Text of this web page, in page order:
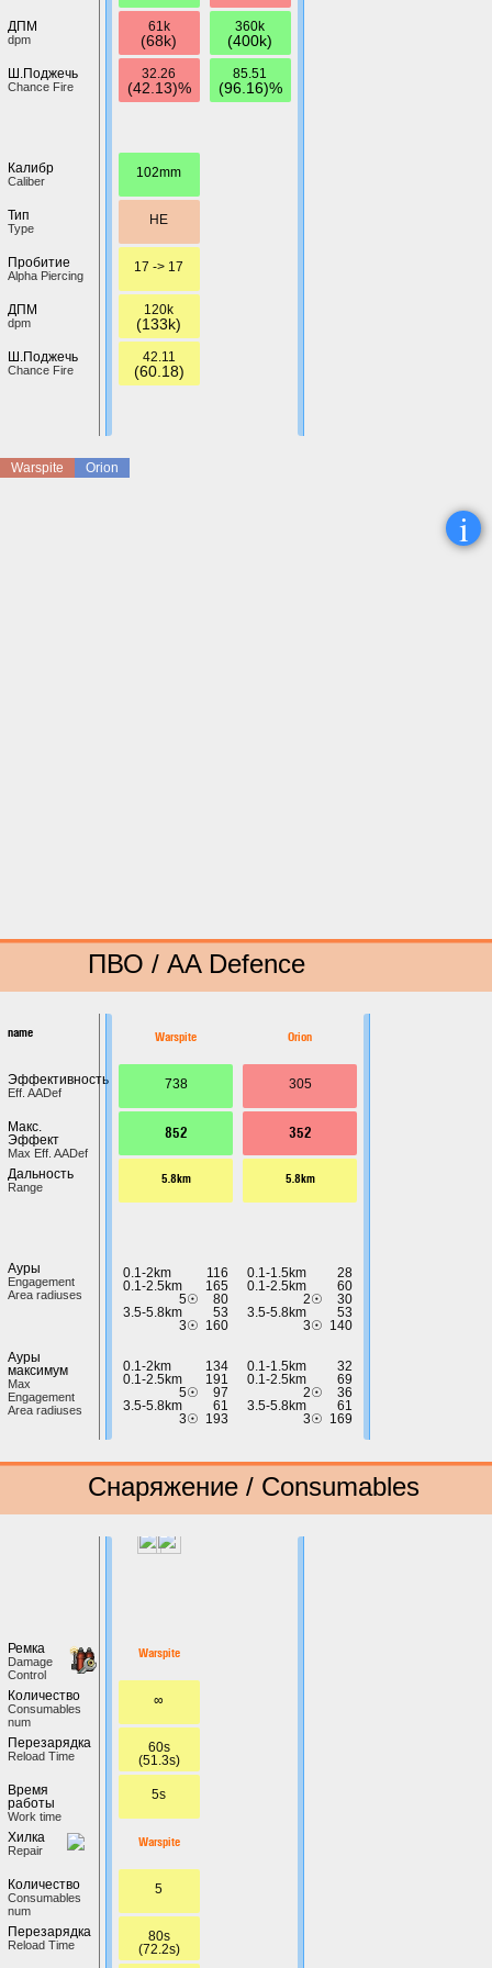
ДПМ
dpm
Ш.Поджечь
Chance Fire
Калибр
Caliber
Тип
Type
Пробитие
Alpha Piercing
ДПМ
dpm
Ш.Поджечь
Chance Fire
61k
(68k)
32.26
(42.13)%
102mm
HE
17 -> 17
120k
(133k)
42.11
(60.18)
360k
(400k)
85.51
(96.16)%
Warspite Orion
i
ПВО / AA Defence
name
Эффективность
Eff. AADef
Макс.
Эффект
Max Eff. AADef
Дальность
Range
Ауры
Engagement
Area radiuses
Ауры
максимум
Max
Engagement
Area radiuses
Warspite
738
852
5.8km
0.1-2km
116
0.1-2.5km
165
5☉
80
3.5-5.8km
53
3☉ 160
0.1-2km
134
0.1-2.5km
191
5☉
97
3.5-5.8km
61
3☉ 193
Orion
305
352
5.8km
0.1-1.5km
28
0.1-2.5km
60
2☉
30
3.5-5.8km
53
3☉ 140
0.1-1.5km
32
0.1-2.5km
69
2☉
36
3.5-5.8km
61
3☉ 169
Снаряжение / Consumables
Ремка
Damage
Control
Количество
Сonsumables
num
Перезарядка
Reload Time
Время
работы
Work time
Хилка
Repair
Количество
Сonsumables
num
Перезарядка
Reload Time
Warspite
∞
60s
(51.3s)
5s
Warspite
5
80s
(72.2s)